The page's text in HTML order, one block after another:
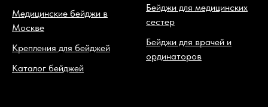
Медицинские бейджи в
Москве
Крепления для бейджей
Каталог бейджей
Бейджи для медицинских
сестер
Бейджи для врачей и
ординаторов